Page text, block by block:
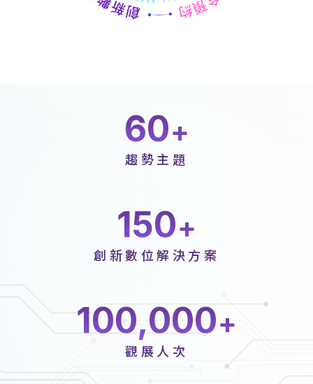
60
趨勢主題
150
創新數位解決方案
100,000
觀展人次